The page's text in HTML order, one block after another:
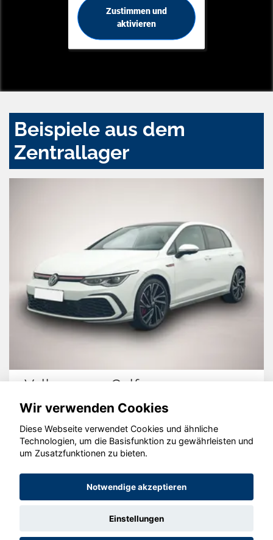
Zustimmen und
aktivieren
Beispiele aus dem
Zentrallager
Volkswagen Golf
© konjunkturmotor.de GmbH 2020 - 2026
Wir verwenden Cookies
Diese Webseite verwendet Cookies und ähnliche
Technologien, um die Basisfunktion zu gewährleisten und
um Zusatzfunktionen zu bieten.
Notwendige akzeptieren
Einstellungen